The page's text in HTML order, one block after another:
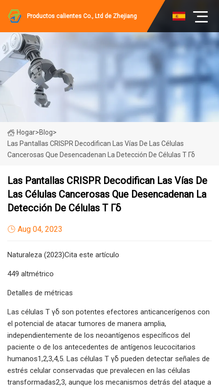
Productos calientes Co., Ltd de Zhejiang
Hogar>Blog>
Las Pantallas CRISPR Decodifican Las Vías De Las Células
Cancerosas Que Desencadenan La Detección De Células T Γδ
Las Pantallas CRISPR Decodifican Las Vías De
Las Células Cancerosas Que Desencadenan La
Detección De Células T Γδ
Aug 04, 2023
Naturaleza (2023)Cita este artículo
449 altmétrico
Detalles de métricas
Las células T γδ son potentes efectores anticancerígenos con
el potencial de atacar tumores de manera amplia,
independientemente de los neoantígenos específicos del
paciente o de los antecedentes de antígenos leucocitarios
humanos1,2,3,4,5. Las células T γδ pueden detectar señales de
estrés celular conservadas que prevalecen en las células
transformadas2,3, aunque los mecanismos detrás del ataque a